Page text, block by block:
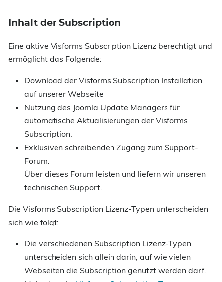
Inhalt der Subscription
Eine aktive Visforms Subscription Lizenz berechtigt und
ermöglicht das Folgende:
Download der Visforms Subscription Installation
auf unserer Webseite
Nutzung des Joomla Update Managers für
automatische Aktualisierungen der Visforms
Subscription.
Exklusiven schreibenden Zugang zum Support-
Forum.
Über dieses Forum leisten und liefern wir unseren
technischen Support.
Die Visforms Subscription Lizenz-Typen unterscheiden
sich wie folgt:
Die verschiedenen Subscription Lizenz-Typen
unterscheiden sich allein darin, auf wie vielen
Webseiten die Subscription genutzt werden darf.